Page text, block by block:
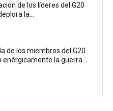
de los líderes del G20
la...
de los miembros del G20
enérgicamente la guerra...